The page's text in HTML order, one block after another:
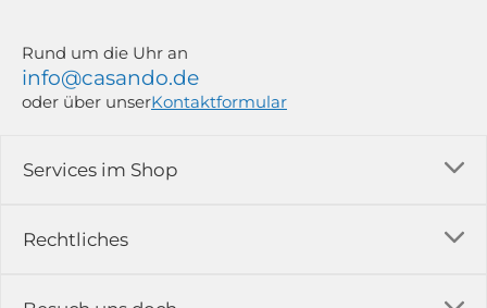
Rechtliches
Services im Shop
Versandkosten
Rund um die Uhr an
info@casando.de
oder über unserKontaktformular